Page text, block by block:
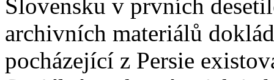
Slovensku v prvních
archivních materiálů
pocházející z Persie